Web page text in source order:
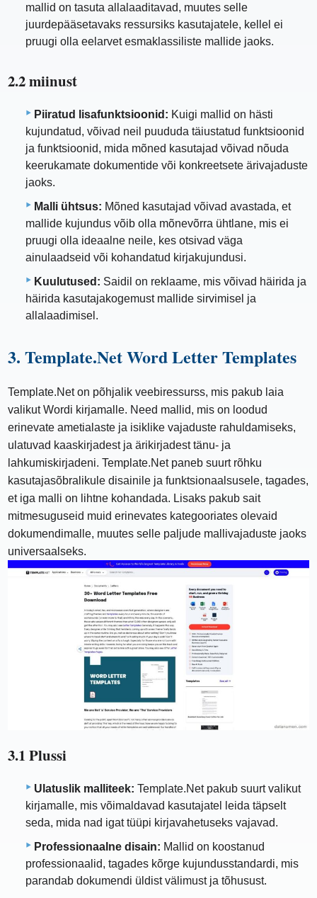
mallid on tasuta allalaaditavad, muutes selle
juurdepääsetavaks ressursiks kasutajatele, kellel ei
pruugi olla eelarvet esmaklassiliste mallide jaoks.
2.2 miinust
Piiratud lisafunktsioonid: Kuigi mallid on hästi
kujundatud, võivad neil puududa täiustatud funktsioonid
ja funktsioonid, mida mõned kasutajad võivad nõuda
keerukamate dokumentide või konkreetsete ärivajaduste
jaoks.
Malli ühtsus: Mõned kasutajad võivad avastada, et
mallide kujundus võib olla mõnevõrra ühtlane, mis ei
pruugi olla ideaalne neile, kes otsivad väga
ainulaadseid või kohandatud kirjakujundusi.
Kuulutused: Saidil on reklaame, mis võivad häirida ja
häirida kasutajakogemust mallide sirvimisel ja
allalaadimisel.
3. Template.Net Word Letter Templates
Template.Net on põhjalik veebiressurss, mis pakub laia
valikut Wordi kirjamalle. Need mallid, mis on loodud
erinevate ametialaste ja isiklike vajaduste rahuldamiseks,
ulatuvad kaaskirjadest ja ärikirjadest tänu- ja
lahkumiskirjadeni. Template.Net paneb suurt rõhku
kasutajasõbralikule disainile ja funktsionaalsusele, tagades,
et iga malli on lihtne kohandada. Lisaks pakub sait
mitmesuguseid muid erinevates kategooriates olevaid
dokumendimalle, muutes selle paljude mallivajaduste jaoks
universaalseks.
3.1 Plussi
Ulatuslik malliteek: Template.Net pakub suurt valikut
kirjamalle, mis võimaldavad kasutajatel leida täpselt
seda, mida nad igat tüüpi kirjavahetuseks vajavad.
Professionaalne disain: Mallid on koostanud
professionaalid, tagades kõrge kujundusstandardi, mis
parandab dokumendi üldist välimust ja tõhusust.